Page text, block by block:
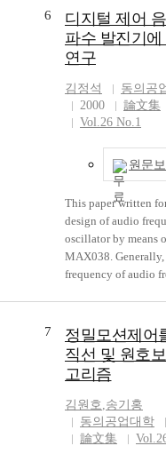
extraction into the
phase and its
TTA in the organic
attempt is also
accomplishment of
responsibility. When
to make the
the impotance of
process of work and
practice. But I took
prove and to
importance of
of work which in
process and study
attain my purpose.
outdoor sculpture is
as size. It means
result of study is
upon the fidelity of
study. Because of the
formative arts is not
technical
activity it is so
that formative arts
6
디지털 제어
파수 발진기에
연구
김정석
동의공
2000
論文集
Vol.26 No.1
원문
This paper written
design of audio
oscillator by means
MAX038. Generally,
frequency of audio
condenser that
adjusted, so that it
difficult in design for
automatic
The equipment is
using PLL circuits
frequency oscillator
7
정밀모션제어
직선 및 원호
고리즘
김원호,송기홍
동의공업대학
論文集